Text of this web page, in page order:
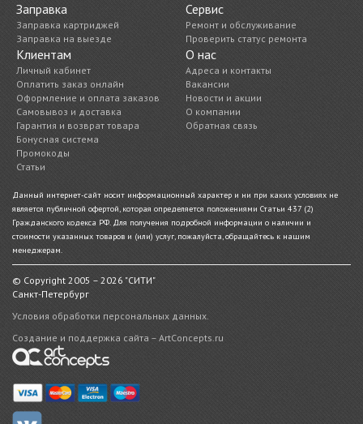
Заправка
Заправка картриджей
Заправка на выезде
Сервис
Ремонт и обслуживание
Проверить статус ремонта
Клиентам
Личный кабинет
Оплатить заказ онлайн
Оформление и оплата заказов
Самовывоз и доставка
Гарантия и возврат товара
Бонусная система
Промокоды
Статьи
О нас
Адреса и контакты
Вакансии
Новости и акции
О компании
Обратная связь
Данный интернет-сайт носит информационный характер и ни при каких условиях не
является публичной офертой, которая определяется положениями Статьи 437 (2)
Гражданского кодекса РФ. Для получения подробной информации о наличии и
стоимости указанных товаров и (или) услуг, пожалуйста, обращайтесь к нашим
менеджерам.
© Copyright 2005 – 2026 "СИТИ"
Санкт-Петербург
Условия обработки персональных данных.
Создание и поддержка сайта – ArtConcepts.ru